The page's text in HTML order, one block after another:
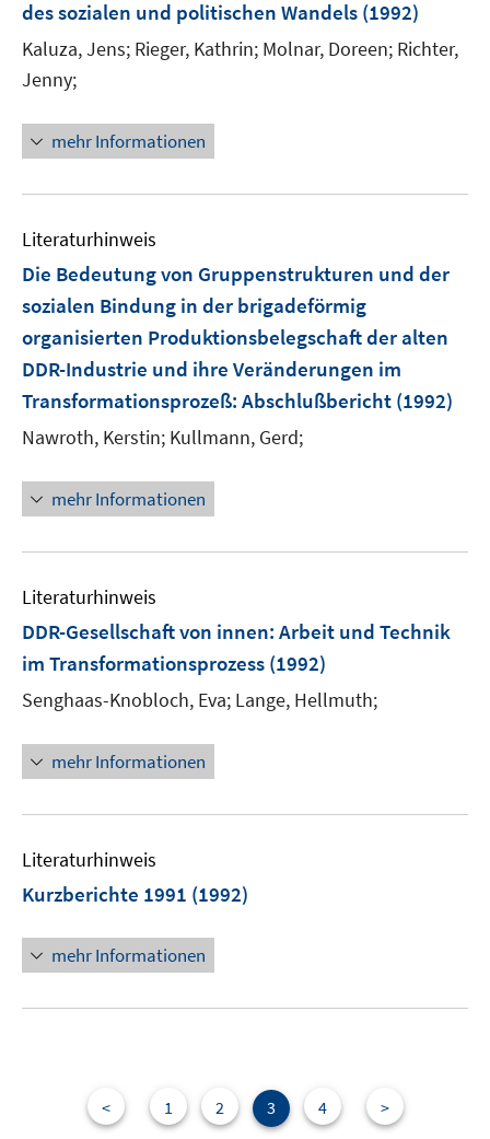
des sozialen und politischen Wandels (1992)
Kaluza, Jens; Rieger, Kathrin; Molnar, Doreen; Richter,
Jenny;
mehr Informationen
Literaturhinweis
Die Bedeutung von Gruppenstrukturen und der
sozialen Bindung in der brigadeförmig
organisierten Produktionsbelegschaft der alten
DDR-Industrie und ihre Veränderungen im
Transformationsprozeß: Abschlußbericht (1992)
Nawroth, Kerstin; Kullmann, Gerd;
mehr Informationen
Literaturhinweis
DDR-Gesellschaft von innen: Arbeit und Technik
im Transformationsprozess (1992)
Senghaas-Knobloch, Eva; Lange, Hellmuth;
mehr Informationen
Literaturhinweis
Kurzberichte 1991 (1992)
mehr Informationen
< 1 2 3 4 >